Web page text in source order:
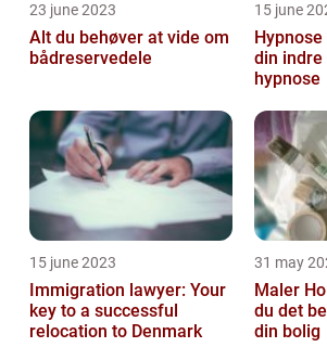
23 june 2023
Alt du behøver at vide om
bådreservedele
15 june
din indre
hypnose
15 june 2023
Immigration lawyer: Your
key to a successful
relocation to Denmark
31 may
Maler
du det
din bolig